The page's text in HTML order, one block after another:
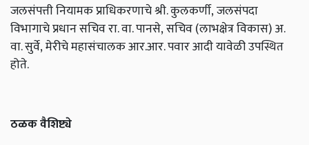
जलसंपत्ती नियामक प्राधिकरणाचे श्री. कुलकर्णी, जलसंपदा
विभागाचे प्रधान सचिव रा. वा. पानसे, सचिव (लाभक्षेत्र विकास) अ.
वा. सुर्वे, मेरीचे महासंचालक आर.आर. पवार आदी यावेळी उपस्थित
होते.
ठळक वैशिष्ट्ये